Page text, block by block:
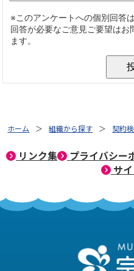
ホーム 組織から探す 契約
リンク集 プライバシー
サイ